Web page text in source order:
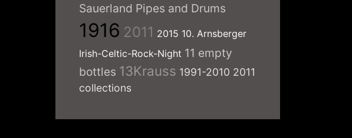
Sauerland Pipes and Drums
1916 2011 2015 10. Arnsberger
Irish-Celtic-Rock-Night 11 empty
bottles 13Krauss 1991-2010 2011
collections